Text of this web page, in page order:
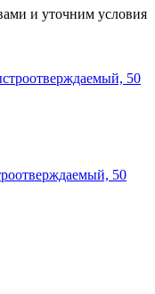
и уточним условия
50